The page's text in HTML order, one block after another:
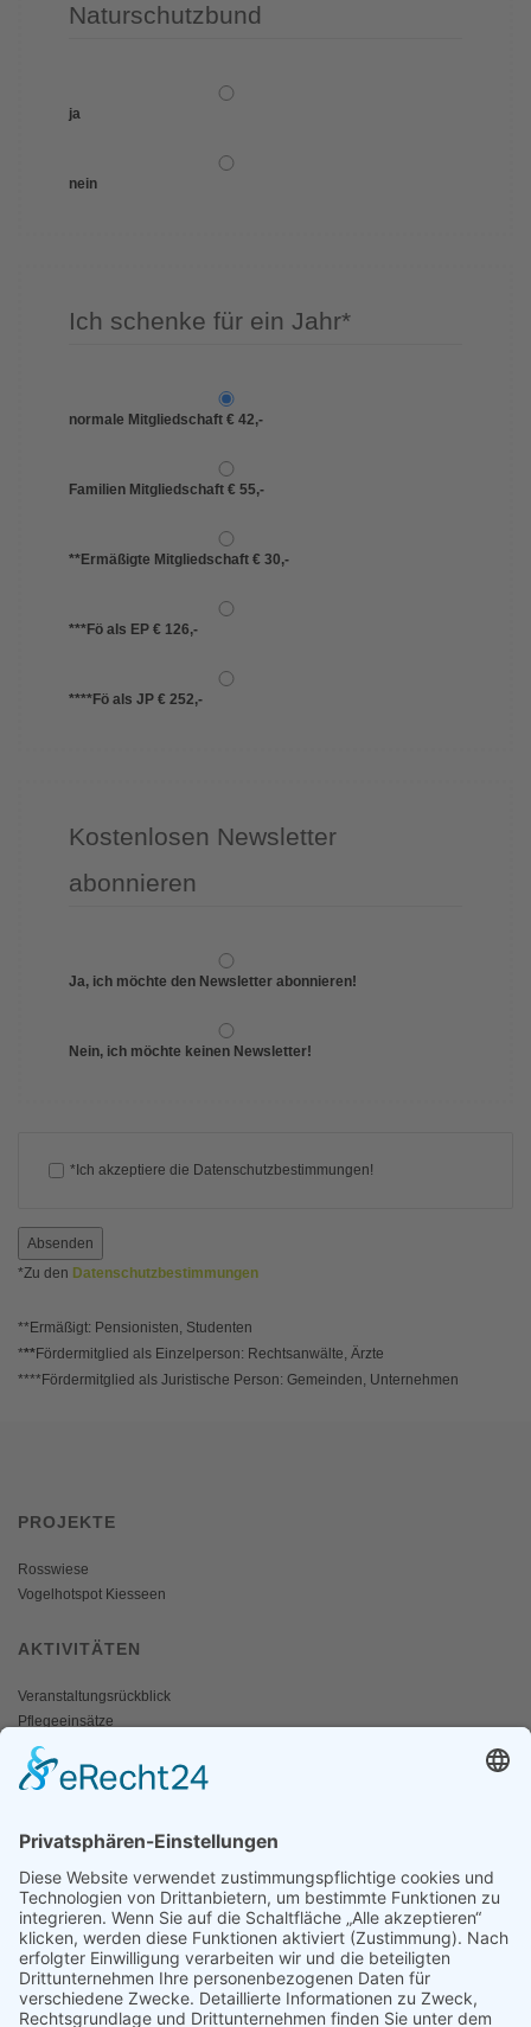
Naturschutzbund
ja
nein
Ich schenke für ein Jahr*
normale Mitgliedschaft € 42,-
Familien Mitgliedschaft € 55,-
**Ermäßigte Mitgliedschaft € 30,-
***Fö als EP € 126,-
****Fö als JP € 252,-
Kostenlosen Newsletter
abonnieren
Ja, ich möchte den Newsletter abonnieren!
Nein, ich möchte keinen Newsletter!
*Ich akzeptiere die Datenschutzbestimmungen!
Absenden
*Zu den Datenschutzbestimmungen
**Ermäßigt: Pensionisten, Studenten
***Fördermitglied als Einzelperson: Rechtsanwälte, Ärzte
****Fördermitglied als Juristische Person: Gemeinden, Unternehmen
PROJEKTE
Rosswiese
Vogelhotspot Kiesseen
AKTIVITÄTEN
Veranstaltungsrückblick
Pflegeeinsätze
AKTIV WERDEN
Mitgliedschaft
Spenden
SERVICE
Shop
Naturschutzbrief